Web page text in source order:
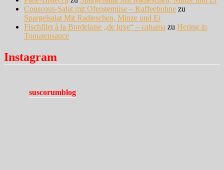
Couscous-Salat mit Ofengemüse – Kaffeebohne zu
Spargelsalat Mit Radieschen, Minze und Ei
Fischfilet à la Bordelaise „de luxe“ – cahama zu Hering in
Tomatensauce
Instagram
suscorumblog